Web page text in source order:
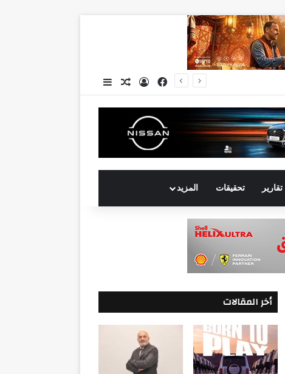
فيسبوكتسجيل الدخول
مقال عشوائي
إضافة عمود جانبي
تقارير تحقيقات المزيد
أخر المقالات